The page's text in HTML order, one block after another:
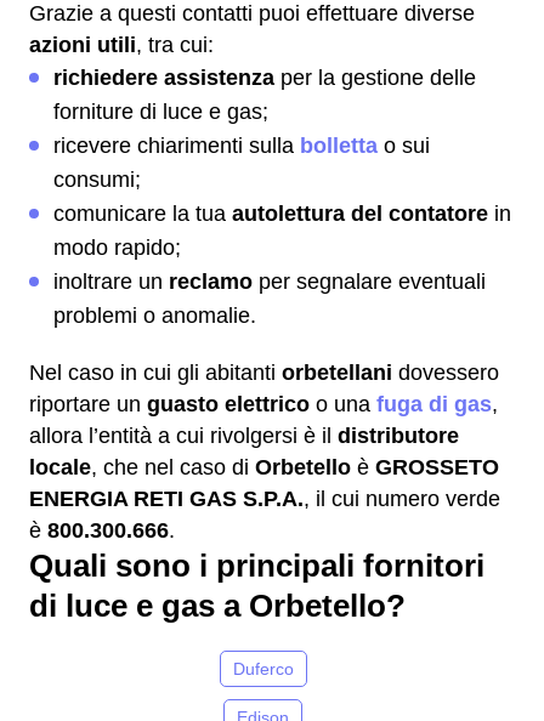
Grazie a questi contatti puoi effettuare diverse
azioni utili, tra cui:
richiedere assistenza per la gestione delle
forniture di luce e gas;
ricevere chiarimenti sulla bolletta o sui
consumi;
comunicare la tua autolettura del contatore in
modo rapido;
inoltrare un reclamo per segnalare eventuali
problemi o anomalie.
Nel caso in cui gli abitanti orbetellani dovessero
riportare un guasto elettrico o una fuga di gas,
allora l’entità a cui rivolgersi è il distributore
locale, che nel caso di Orbetello è GROSSETO
ENERGIA RETI GAS S.P.A., il cui numero verde
è 800.300.666.
Quali sono i principali fornitori
di luce e gas a Orbetello?
Duferco